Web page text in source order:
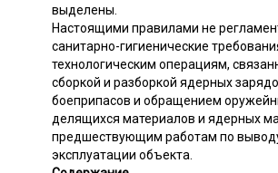
выделены.
Настоящими правилами не
санитарно-гигиенические
технологическим операциям,
сборкой и разборкой ядерных
боеприпасов и обращением
делящихся материалов и ядерных
предшествующим работам по
эксплуатации объекта.